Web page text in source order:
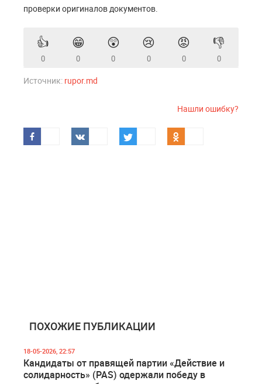
проверки оригиналов документов.
👍
0
😁
0
😲
0
😢
0
😡
0
👎
0
Источник: rupor.md
Нашли ошибку?
ПОХОЖИЕ ПУБЛИКАЦИИ
18-05-2026, 22:57
Кандидаты от правящей партии «Действие и
солидарность» (PAS) одержали победу в